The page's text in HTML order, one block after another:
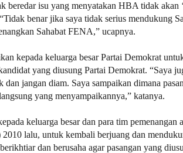
beredar isu yang menyatakan HBA tidak akan
benar jika saya tidak serius mendukung
Sahabat FENA,” ucapnya.
kepada keluarga besar Partai Demokrat
yang diusung Partai Demokrat. “Saya
jangan diam. Saya sampaikan dimana
yang menyampaikannya,” katanya.
keluarga besar dan para tim pemenangan
lalu, untuk kembali berjuang dan
dan berusaha agar pasangan yang